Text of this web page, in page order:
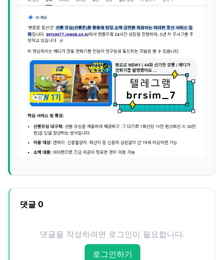
댓글 0
댓글을 작성하려면 로그인이 필요합니다.
로그인하기